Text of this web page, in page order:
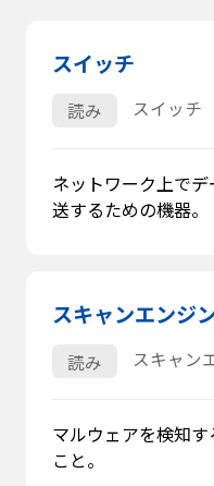
スイッチ
読み スイッチ
ネットワーク上で
送するための機器。
スキャンエンジ
読み スキャン
マルウェアを検知
こと。